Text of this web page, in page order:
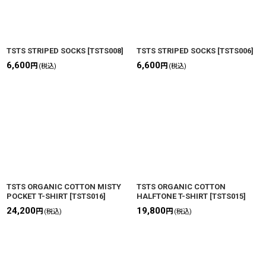
TSTS STRIPED SOCKS [TSTS008]
6,600円 (税込)
TSTS STRIPED SOCKS [TSTS006]
6,600円 (税込)
TSTS ORGANIC COTTON MISTY
POCKET T-SHIRT [TSTS016]
24,200円 (税込)
TSTS ORGANIC COTTON
HALFTONE T-SHIRT [TSTS015]
19,800円 (税込)